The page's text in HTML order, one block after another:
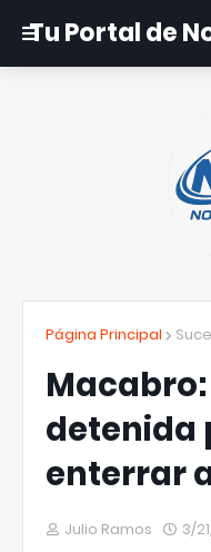
Tu Portal de
Página Principal
detenida
enterrar
Julio Ramos 3/